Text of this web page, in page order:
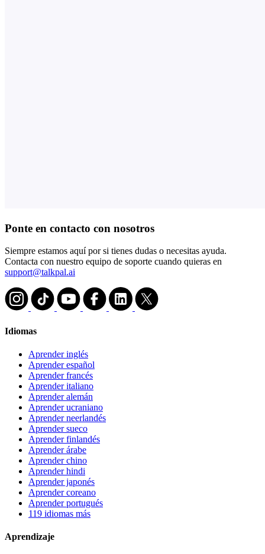
Ponte en contacto con nosotros
Siempre estamos aquí por si tienes dudas o necesitas ayuda.
Contacta con nuestro equipo de soporte cuando quieras en
support@talkpal.ai
Idiomas
Aprender inglés
Aprender español
Aprender francés
Aprender italiano
Aprender alemán
Aprender ucraniano
Aprender neerlandés
Aprender sueco
Aprender finlandés
Aprender árabe
Aprender chino
Aprender hindi
Aprender japonés
Aprender coreano
Aprender portugués
119 idiomas más
Aprendizaje